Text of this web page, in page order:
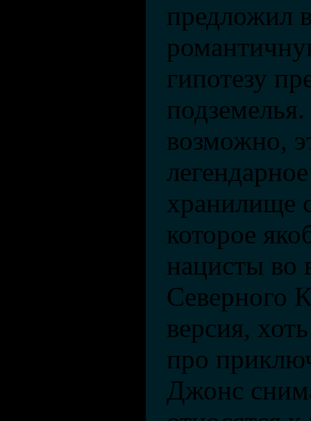
предложил
гипотезу
возможно,
хранилище
которое
нацисты во
Северного
версия,
про
Джонс